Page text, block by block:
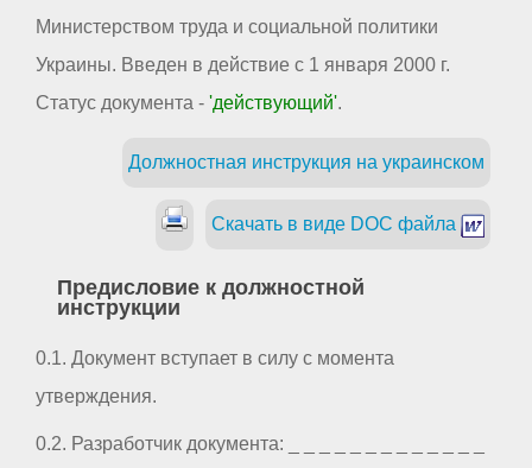
Министерством труда и социальной политики
Украины. Введен в действие с 1 января 2000 г.
Статус документа - 'действующий'.
Должностная инструкция на украинском
Скачать в виде DOC файла
Предисловие к должностной
инструкции
0.1. Документ вступает в силу с момента
утверждения.
0.2. Разработчик документа: _ _ _ _ _ _ _ _ _ _ _ _ _